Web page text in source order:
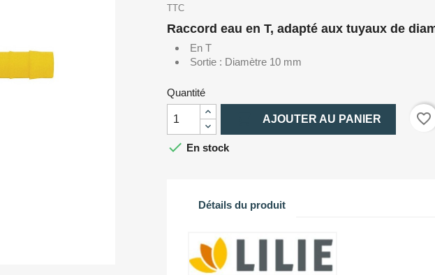
TTC
Raccord eau en T, adapté aux tuyaux de
En T
Sortie : Diamètre 10 mm
Quantité
AJOUTER AU PANIER
favorite_border
 En stock
Détails du produit